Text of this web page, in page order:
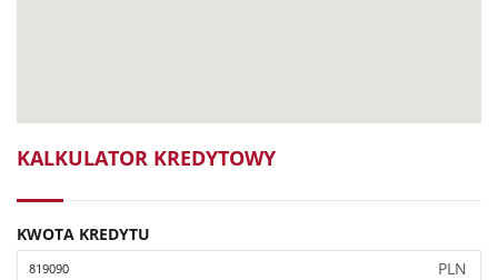
KALKULATOR KREDYTOWY
KWOTA KREDYTU
PLN